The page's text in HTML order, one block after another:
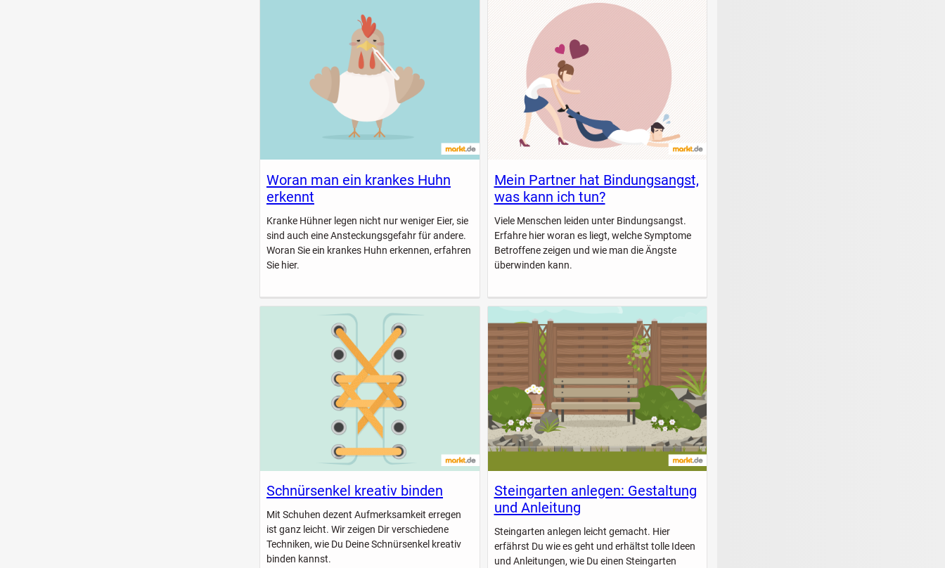
Woran man ein krankes Huhn
erkennt
Kranke Hühner legen nicht nur weniger Eier, sie
sind auch eine Ansteckungsgefahr für andere.
Woran Sie ein krankes Huhn erkennen, erfahren
Sie hier.
Mein Partner hat Bindungsangst,
was kann ich tun?
Viele Menschen leiden unter Bindungsangst.
Erfahre hier woran es liegt, welche Symptome
Betroffene zeigen und wie man die Ängste
überwinden kann.
Schnürsenkel kreativ binden
Mit Schuhen dezent Aufmerksamkeit erregen
ist ganz leicht. Wir zeigen Dir verschiedene
Techniken, wie Du Deine Schnürsenkel kreativ
binden kannst.
Steingarten anlegen: Gestaltung
und Anleitung
Steingarten anlegen leicht gemacht. Hier
erfährst Du wie es geht und erhältst tolle Ideen
und Anleitungen, wie Du einen Steingarten